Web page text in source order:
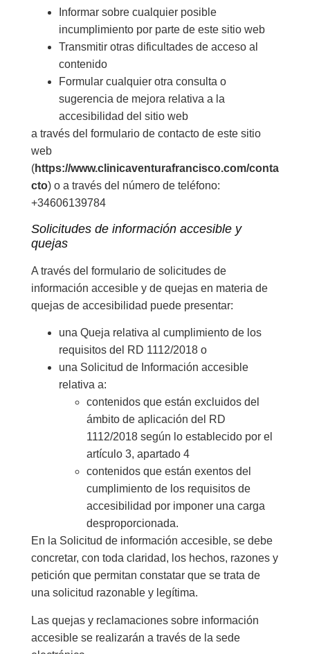
Informar sobre cualquier posible
incumplimiento por parte de este sitio web
Transmitir otras dificultades de acceso al
contenido
Formular cualquier otra consulta o
sugerencia de mejora relativa a la
accesibilidad del sitio web
a través del formulario de contacto de este sitio
web
(https://www.clinicaventurafrancisco.com/conta
cto) o a través del número de teléfono:
+34606139784
Solicitudes de información accesible y
quejas
A través del formulario de solicitudes de
información accesible y de quejas en materia de
quejas de accesibilidad puede presentar:
una Queja relativa al cumplimiento de los
requisitos del RD 1112/2018 o
una Solicitud de Información accesible
relativa a:
contenidos que están excluidos del
ámbito de aplicación del RD
1112/2018 según lo establecido por el
artículo 3, apartado 4
contenidos que están exentos del
cumplimiento de los requisitos de
accesibilidad por imponer una carga
desproporcionada.
En la Solicitud de información accesible, se debe
concretar, con toda claridad, los hechos, razones y
petición que permitan constatar que se trata de
una solicitud razonable y legítima.
Las quejas y reclamaciones sobre información
accesible se realizarán a través de la sede